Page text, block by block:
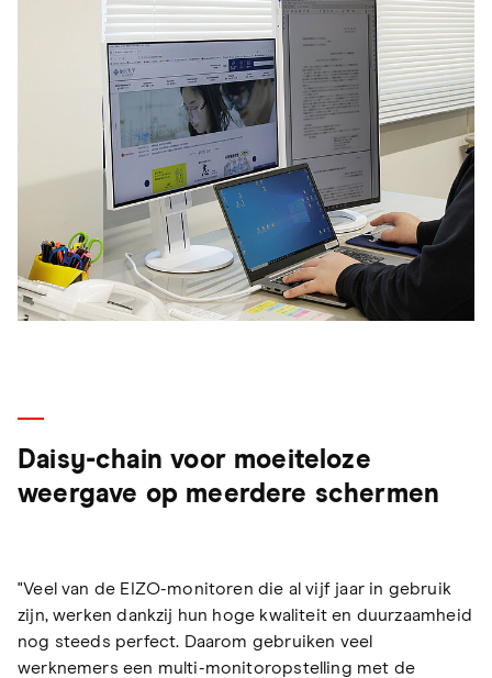
Daisy-chain voor moeiteloze
weergave op meerdere schermen
"Veel van de EIZO-monitoren die al vijf jaar in gebruik
zijn, werken dankzij hun hoge kwaliteit en duurzaamheid
nog steeds perfect. Daarom gebruiken veel
werknemers een multi-monitoropstelling met de